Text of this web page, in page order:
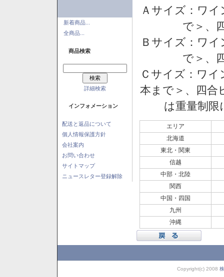
新着商品...
全商品...
商品検索
詳細検索
インフォメーション
配送と返品について
個人情報保護方針
会社案内
お問い合わせ
サイトマップ
ニュースレター登録解除
Ａサイズ：ワ
で＞、
Ｂサイズ：ワ
で＞、
Ｃサイズ：ワイ
本まで＞、四
は重量制
エリア
北海道
東北・関東
信越
中部・北陸
関西
中国・四国
九州
沖縄
Copyright(c) 2008